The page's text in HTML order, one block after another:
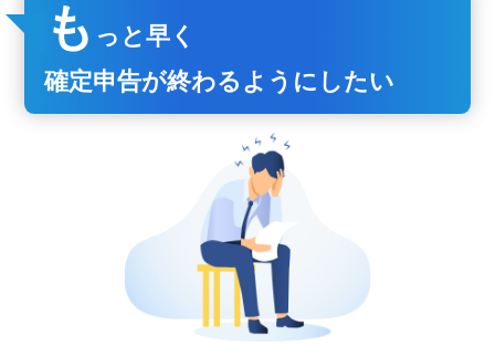
も っと早く
確定申告が終わるようにしたい